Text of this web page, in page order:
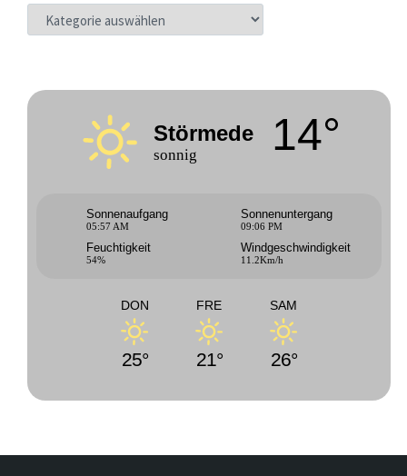
KATEGORIEN
Störmede
sonnig 14°
Sonnenaufgang
05:57 AM
Sonnenuntergang
09:06 PM
Feuchtigkeit
54%
Windgeschwindigkeit
11.2Km/h
DON
25°
FRE
21°
SAM
26°